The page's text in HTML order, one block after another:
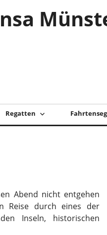
Regatten
Abend nicht entgehen
Reise durch eines der
Inseln, historischen